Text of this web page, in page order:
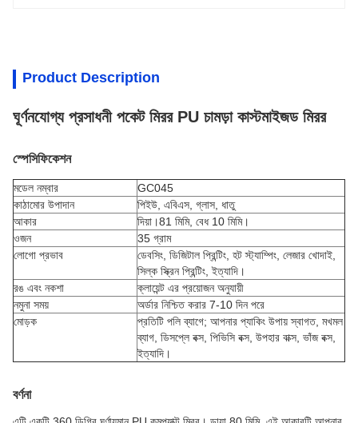
Product Description
ঘূর্ণনযোগ্য প্রসাধনী পকেট মিরর PU চামড়া কাস্টমাইজড মিরর
স্পেসিফিকেশন
মডেল নম্বার
GC045
কাঠামোর উপাদান
পিইউ, এবিএস, গ্লাস, ধাতু
আকার
দিয়া।81 মিমি, বেধ 10 মিমি।
ওজন
35 গ্রাম
লোগো প্রভাব
ডেবসিং, ডিজিটাল প্রিন্টিং, হট স্ট্যাম্পিং, লেজার খোদাই,
সিল্ক স্ক্রিন প্রিন্টিং, ইত্যাদি।
রঙ এবং নকশা
ক্লায়েন্ট এর প্রয়োজন অনুযায়ী
নমুনা সময়
অর্ডার নিশ্চিত করার 7-10 দিন পরে
মোড়ক
প্রতিটি পলি ব্যাগে; আপনার প্যাকিং উপায় স্বাগত, মখমল
ব্যাগ, ডিসপ্লে বক্স, পিভিসি বক্স, উপহার বাক্স, ভাঁজ বক্স,
ইত্যাদি।
বর্ণনা